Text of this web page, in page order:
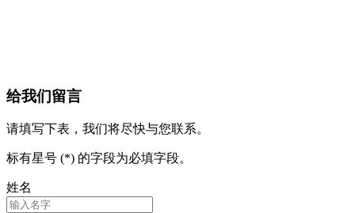
给我们留言
请填写下表，我们将尽快与您联系。
标有星号 (*) 的字段为必填字段。
姓名